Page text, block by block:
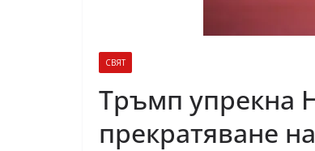
СВЯТ
Тръмп упрекна
прекратяване